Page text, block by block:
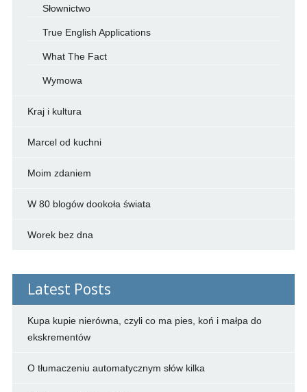
Słownictwo
True English Applications
What The Fact
Wymowa
Kraj i kultura
Marcel od kuchni
Moim zdaniem
W 80 blogów dookoła świata
Worek bez dna
Latest Posts
Kupa kupie nierówna, czyli co ma pies, koń i małpa do
ekskrementów
O tłumaczeniu automatycznym słów kilka